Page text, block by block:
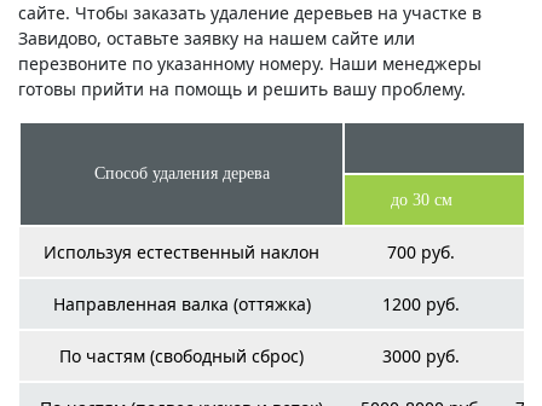
сайте. Чтобы заказать удаление деревьев на участке в
Завидово, оставьте заявку на нашем сайте или
перезвоните по указанному номеру. Наши менеджеры
готовы прийти на помощь и решить вашу проблему.
Способ удаления дерева
до 30 см
Используя естественный наклон 700 руб.
Направленная валка (оттяжка) 1200 руб.
По частям (свободный сброс) 3000 руб.